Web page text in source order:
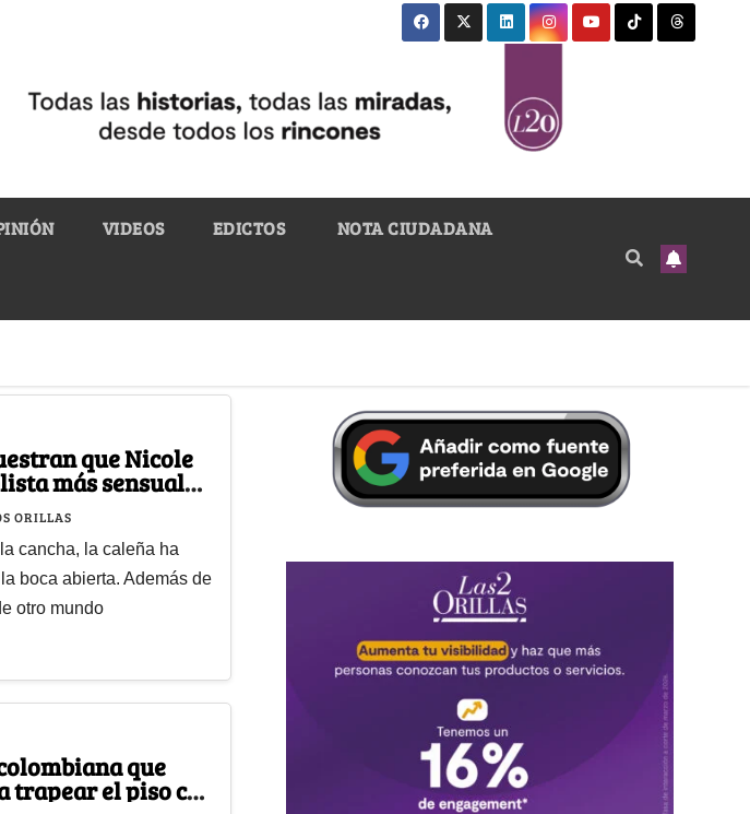
VIDEOS EDICTOS NOTA CIUDADANA
que Nicole
más sensual
ORILLAS
cancha, la caleña ha
boca abierta. Además de
otro mundo
que
trapear el piso con